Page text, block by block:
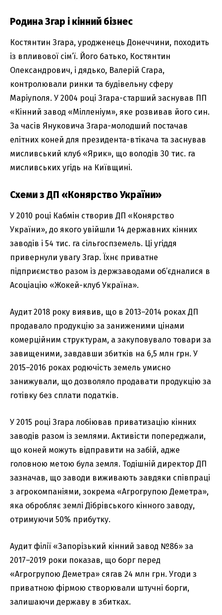
Родина Згар і кінний бізнес
Костянтин Згара, уродженець Донеччини, походить
із впливової сім’ї. Його батько, Костянтин
Олександрович, і дядько, Валерій Сгара,
контролювали ринки та будівельну сферу
Маріуполя. У 2004 році Згара-старший заснував ПП
«Кінний завод «Мілленіум», яке розвивав його син.
За часів Януковича Згара-молодший постачав
елітних коней для президента-втікача та заснував
мисливський клуб «Ярик», що володів 30 тис. га
мисливських угідь на Київщині.
Схеми з ДП «Конярство України»
У 2010 році Кабмін створив ДП «Конярство
України», до якого увійшли 14 державних кінних
заводів і 54 тис. га сільгоспземель. Ці угіддя
привернули увагу Згар. Їхнє приватне
підприємство разом із держзаводами об’єдналися в
Асоціацію «Жокей-клуб Україна».
Аудит 2018 року виявив, що в 2013–2014 роках ДП
продавало продукцію за заниженими цінами
комерційним структурам, а закуповувало товари за
завищеними, завдавши збитків на 6,5 млн грн. У
2015–2016 роках родючість земель умисно
занижували, що дозволяло продавати продукцію за
готівку без сплати податків.
У 2015 році Згара лобіював приватизацію кінних
заводів разом із землями. Активісти попереджали,
що коней можуть відправити на забій, адже
головною метою була земля. Тодішній директор ДП
зазначав, що заводи виживають завдяки співпраці
з агрокомпаніями, зокрема «Агрогрупою Деметра»,
яка обробляє землі Дібрівського кінного заводу,
отримуючи 50% прибутку.
Аудит філії «Запорізький кінний завод №86» за
2017–2019 роки показав, що борг перед
«Агрогрупою Деметра» сягав 24 млн грн. Угоди з
приватною фірмою створювали штучні борги,
залишаючи державу в збитках.